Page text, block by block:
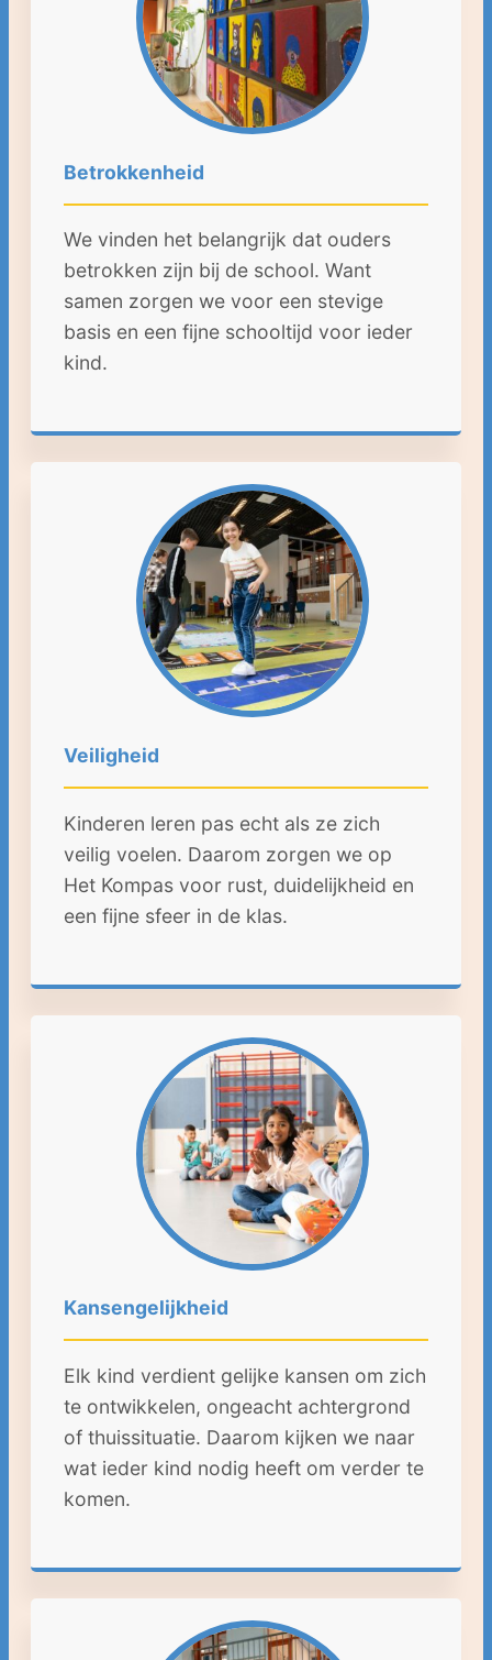
Betrokkenheid
We vinden het belangrijk dat ouders
betrokken zijn bij de school. Want
samen zorgen we voor een stevige
basis en een fijne schooltijd voor ieder
kind.
Veiligheid
Kinderen leren pas echt als ze zich
veilig voelen. Daarom zorgen we op
Het Kompas voor rust, duidelijkheid en
een fijne sfeer in de klas.
Kansengelijkheid
Elk kind verdient gelijke kansen om zich
te ontwikkelen, ongeacht achtergrond
of thuissituatie. Daarom kijken we naar
wat ieder kind nodig heeft om verder te
komen.